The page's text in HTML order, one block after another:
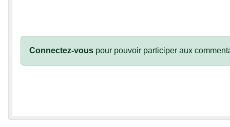
Connectez-vous pour pouvoir participer aux